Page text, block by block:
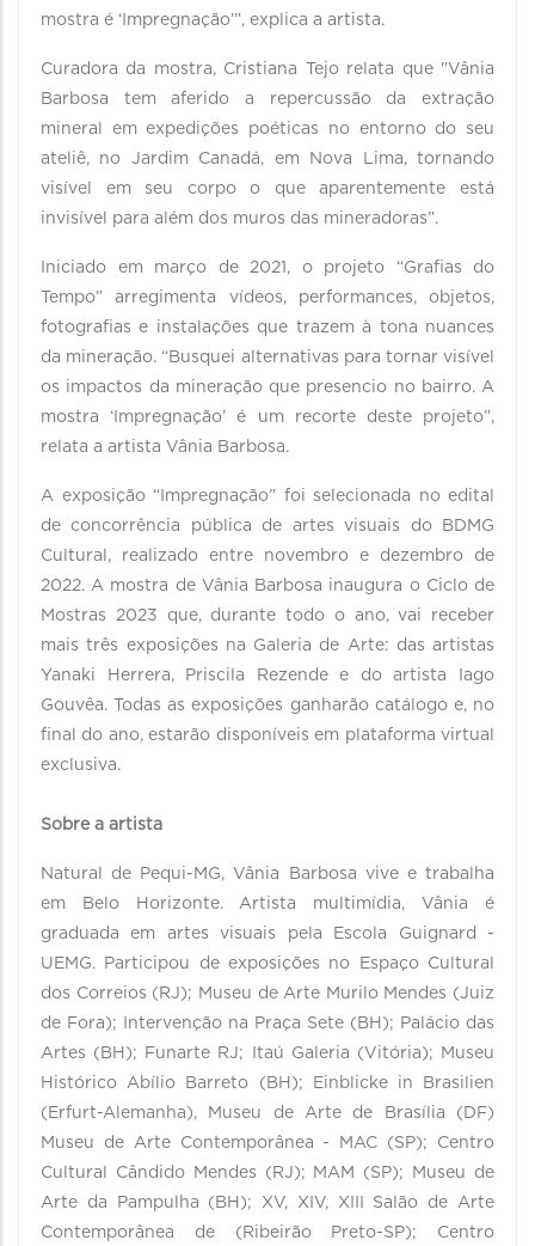
mostra é ‘Impregnação’”, explica a artista.
Curadora da mostra, Cristiana Tejo relata que "Vânia
Barbosa tem aferido a repercussão da extração
mineral em expedições poéticas no entorno do seu
ateliê, no Jardim Canadá, em Nova Lima, tornando
visível em seu corpo o que aparentemente está
invisível para além dos muros das mineradoras”.
Iniciado em março de 2021, o projeto “Grafias do
Tempo” arregimenta vídeos, performances, objetos,
fotografias e instalações que trazem à tona nuances
da mineração. “Busquei alternativas para tornar visível
os impactos da mineração que presencio no bairro. A
mostra ‘Impregnação’ é um recorte deste projeto”,
relata a artista Vânia Barbosa.
A exposição “Impregnação” foi selecionada no edital
de concorrência pública de artes visuais do BDMG
Cultural, realizado entre novembro e dezembro de
2022. A mostra de Vânia Barbosa inaugura o Ciclo de
Mostras 2023 que, durante todo o ano, vai receber
mais três exposições na Galeria de Arte: das artistas
Yanaki Herrera, Priscila Rezende e do artista Iago
Gouvêa. Todas as exposições ganharão catálogo e, no
final do ano, estarão disponíveis em plataforma virtual
exclusiva.
Sobre a artista
Natural de Pequi-MG, Vânia Barbosa vive e trabalha
em Belo Horizonte. Artista multimídia, Vânia é
graduada em artes visuais pela Escola Guignard -
UEMG. Participou de exposições no Espaço Cultural
dos Correios (RJ); Museu de Arte Murilo Mendes (Juiz
de Fora); Intervenção na Praça Sete (BH); Palácio das
Artes (BH); Funarte RJ; Itaú Galeria (Vitória); Museu
Histórico Abílio Barreto (BH); Einblicke in Brasilien
(Erfurt-Alemanha), Museu de Arte de Brasília (DF)
Museu de Arte Contemporânea - MAC (SP); Centro
Cultural Cândido Mendes (RJ); MAM (SP); Museu de
Arte da Pampulha (BH); XV, XIV, XIII Salão de Arte
Contemporânea de (Ribeirão Preto-SP); Centro